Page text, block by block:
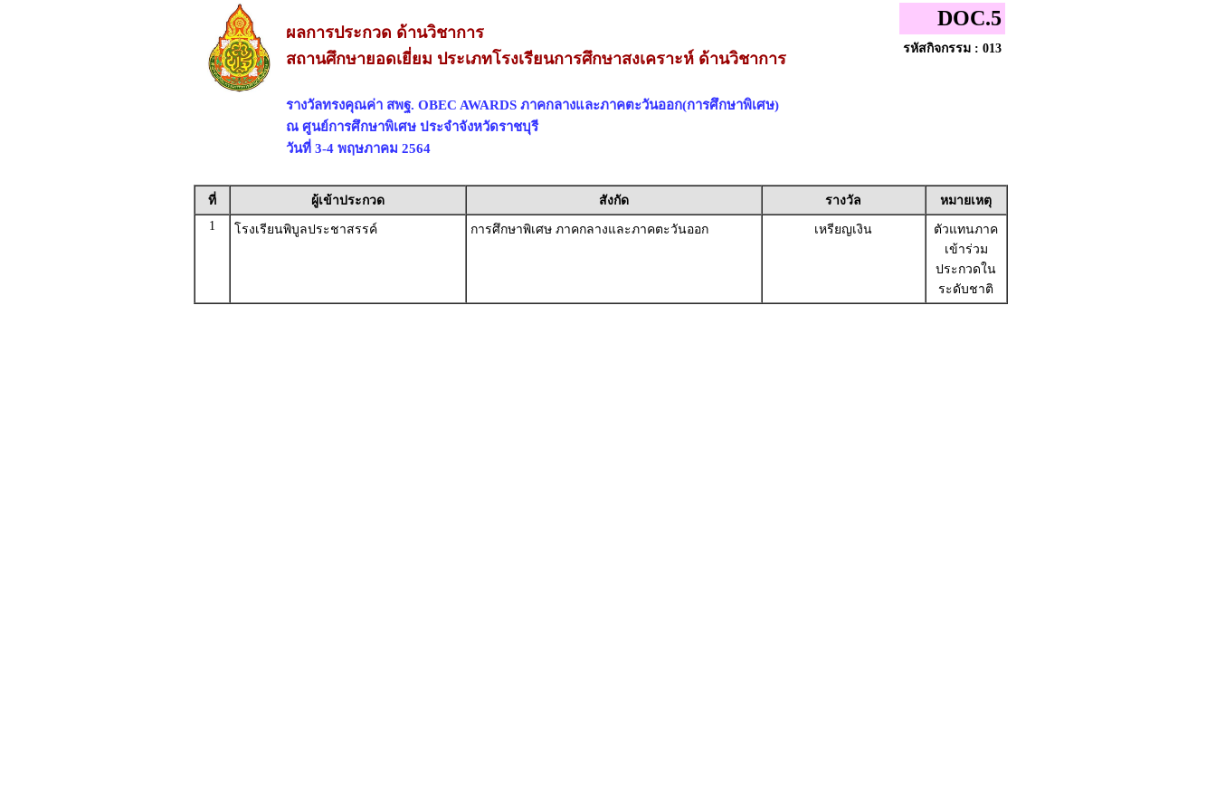
ผลการประกวด ด้านวิชาการ
สถานศึกษายอดเยี่ยม ประเภทโรงเรียนการศึกษาสงเคราะห์ ด้านวิชาการ
รางวัลทรงคุณค่า สพฐ. OBEC AWARDS ภาคกลางและภาคตะวันออก(การศึกษาพิเศษ)
ณ ศูนย์การศึกษาพิเศษ ประจำจังหวัดราชบุรี
วันที่ 3-4 พฤษภาคม 2564
DOC.5
รหัสกิจกรรม : 013
ที่ ผู้เข้าประกวด สังกัด รางวัล
หมายเหตุ
1
โรงเรียนพิบูลประชาสรรค์ การศึกษาพิเศษ ภาคกลางและภาคตะวันออก เหรียญเงิน
ตัวแทนภาค
เข้าร่วม
ประกวดใน
ระดับชาติ